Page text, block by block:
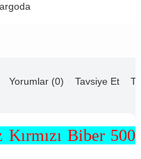
Yorumlar (0) Tavsiye Et
Biber 500